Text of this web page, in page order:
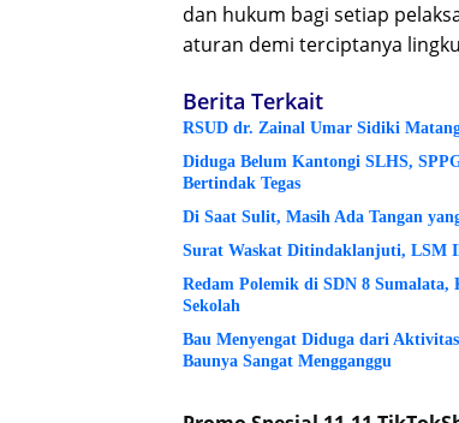
dan hukum bagi setiap
aturan demi terciptanya
Berita Terkait
RSUD dr. Zainal Umar Sidiki
Diduga Belum Kantongi SLHS,
Bertindak Tegas
Di Saat Sulit, Masih Ada Tangan
Surat Waskat Ditindaklanjuti, LSM
Redam Polemik di SDN 8
Sekolah
Bau Menyengat Diduga dari
Baunya Sangat Mengganggu